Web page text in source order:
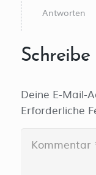
Antworten
Deine E-Mail-
Erforderliche